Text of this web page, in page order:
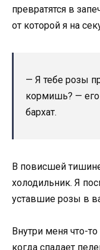
превратятся в
от которой я на
— Я тебе розы
кормишь? — его
бархат.
В повисшей
холодильник. Я
уставшие розы в
Внутри меня что-
когда спадает